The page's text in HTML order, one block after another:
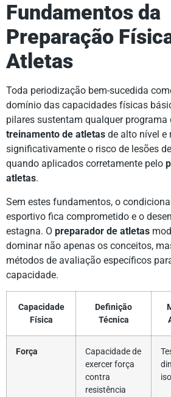
Fundamentos da
Preparação
Atletas
Toda periodização bem-sucedida
domínio das capacidades físicas
pilares sustentam qualquer programa
treinamento de atletas de alto nível e
significativamente o risco de lesões
quando aplicados corretamente pelo
atletas.
Sem estes fundamentos, o
esportivo fica comprometido e o
estagna. O preparador de atletas
dominar não apenas os conceitos,
métodos de avaliação específicos
capacidade.
Capacidade
Física
Definição
Técnica
Força
Capacidade de
exercer força
contra
resistência